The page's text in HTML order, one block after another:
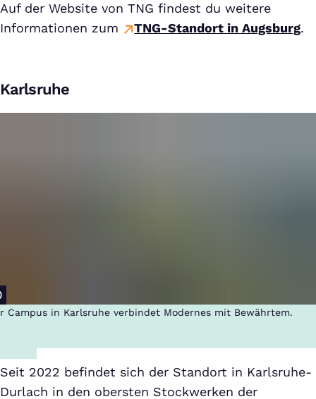
Auf der Website von TNG findest du weitere
Informationen zum
TNG-Standort in Augsburg.
Karlsruhe
Campus in Karlsruhe verbindet Modernes mit Bewährtem.
Seit 2022 befindet sich der Standort in Karlsruhe-
Durlach in den obersten Stockwerken der